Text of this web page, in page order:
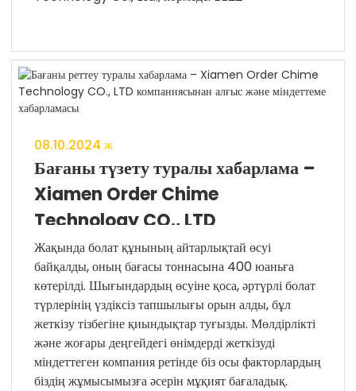
08.10.2024 ж
Бағаны түзету туралы хабарлама –
Xiamen Order Chime
Technology CO., LTD
компаниясынан алғыс және
міндеттеме хабарламасы
Жақында болат құнының айтарлықтай өсуі
байқалды, оның бағасы тоннасына 400 юаньға
көтерілді. Шығындардың өсуіне қоса, әртүрлі болат
түрлерінің үздіксіз тапшылығы орын алды, бұл
жеткізу тізбегіне қиындықтар туғызды. Мөлдірлікті
және жоғары деңгейдегі өнімдерді жеткізуді
міндеттеген компания ретінде біз осы факторлардың
біздің жұмысымызға әсерін мұқият бағаладық.